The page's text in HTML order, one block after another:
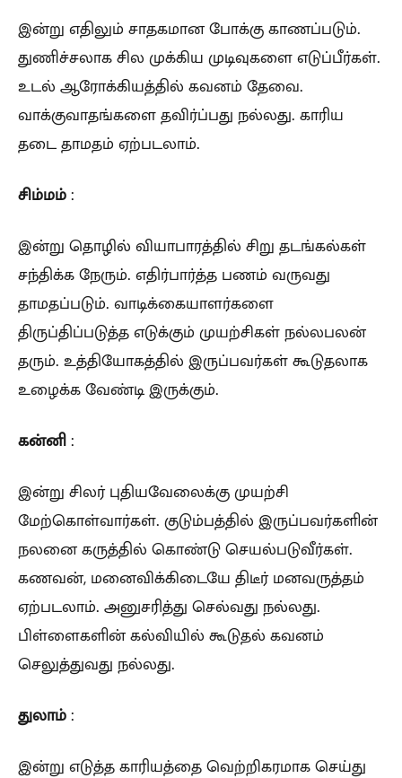
இன்று எதிலும் சாதகமான போக்கு காணப்படும்.
துணிச்சலாக சில முக்கிய முடிவுகளை எடுப்பீர்கள்.
உடல் ஆரோக்கியத்தில் கவனம் தேவை.
வாக்குவாதங்களை தவிர்ப்பது நல்லது. காரிய
தடை தாமதம் ஏற்படலாம்.
சிம்மம் :
இன்று தொழில் வியாபாரத்தில் சிறு தடங்கல்கள்
சந்திக்க நேரும். எதிர்பார்த்த பணம் வருவது
தாமதப்படும். வாடிக்கையாளர்களை
திருப்திப்படுத்த எடுக்கும் முயற்சிகள் நல்லபலன்
தரும். உத்தியோகத்தில் இருப்பவர்கள் கூடுதலாக
உழைக்க வேண்டி இருக்கும்.
கன்னி :
இன்று சிலர் புதியவேலைக்கு முயற்சி
மேற்கொள்வார்கள். குடும்பத்தில் இருப்பவர்களின்
நலனை கருத்தில் கொண்டு செயல்படுவீர்கள்.
கணவன், மனைவிக்கிடையே திடீர் மனவருத்தம்
ஏற்படலாம். அனுசரித்து செல்வது நல்லது.
பிள்ளைகளின் கல்வியில் கூடுதல் கவனம்
செலுத்துவது நல்லது.
துலாம் :
இன்று எடுத்த காரியத்தை வெற்றிகரமாக செய்து